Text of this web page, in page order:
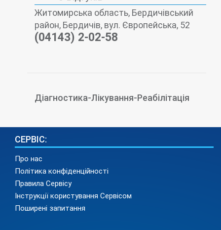
Житомирська область, Бердичівський
район, Бердичів, вул. Європейська, 52
(04143) 2-02-58
Діагностика-Лікування-Реабілітація
СЕРВІС:
Про нас
Політика конфіденційності
Правила Сервісу
Інструкції користування Сервісом
Поширені запитання